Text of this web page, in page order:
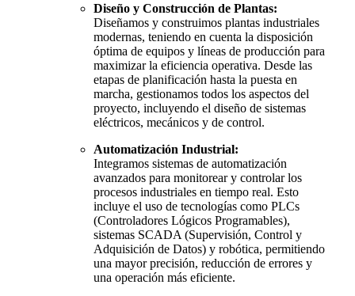
Diseño y Construcción de Plantas:
Diseñamos y construimos plantas industriales
modernas, teniendo en cuenta la disposición
óptima de equipos y líneas de producción para
maximizar la eficiencia operativa. Desde las
etapas de planificación hasta la puesta en
marcha, gestionamos todos los aspectos del
proyecto, incluyendo el diseño de sistemas
eléctricos, mecánicos y de control.
Automatización Industrial:
Integramos sistemas de automatización
avanzados para monitorear y controlar los
procesos industriales en tiempo real. Esto
incluye el uso de tecnologías como PLCs
(Controladores Lógicos Programables),
sistemas SCADA (Supervisión, Control y
Adquisición de Datos) y robótica, permitiendo
una mayor precisión, reducción de errores y
una operación más eficiente.